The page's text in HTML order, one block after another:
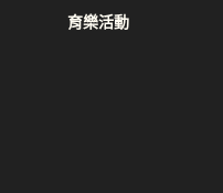
育樂活動